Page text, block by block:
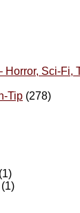
Horror, Sci-Fi,
Tip (278)
(1)
(1)